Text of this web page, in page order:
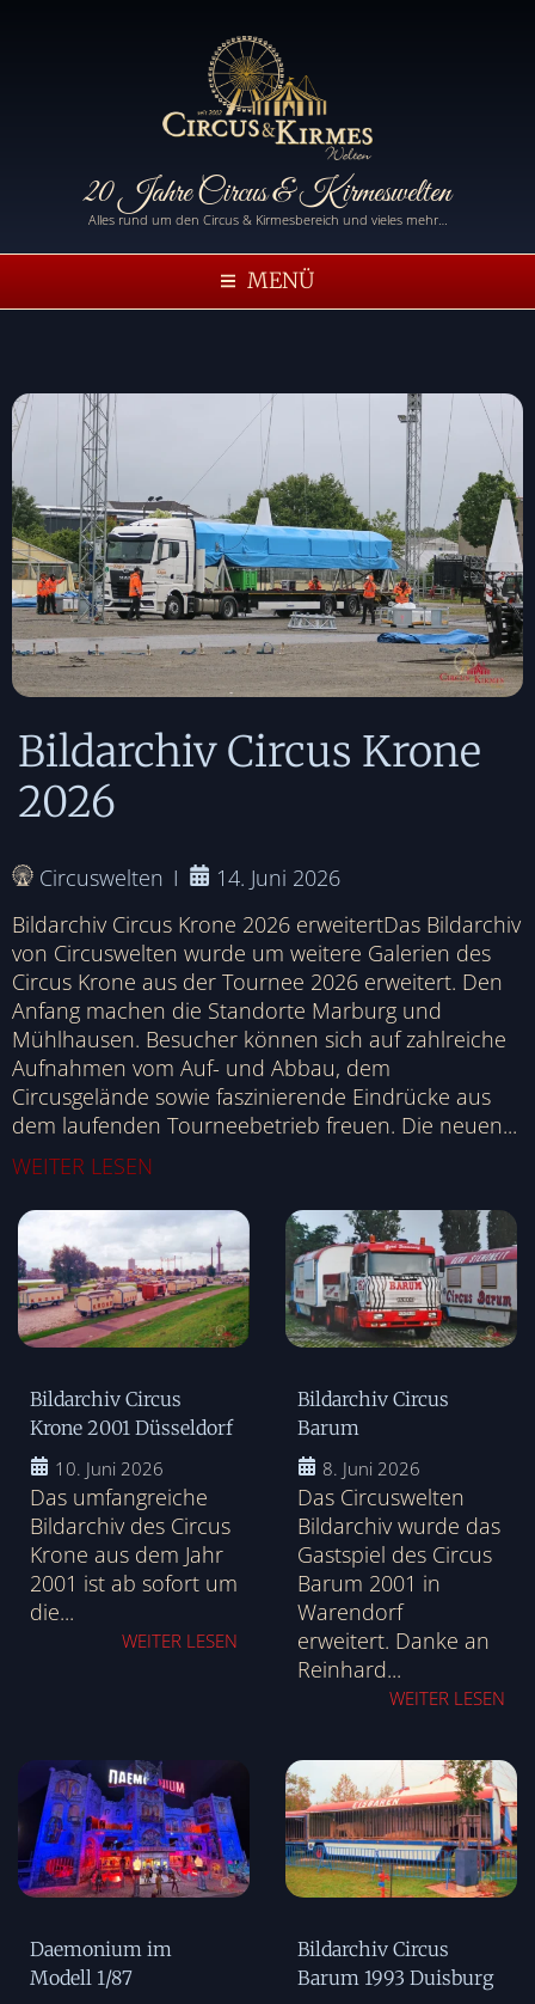
20 Jahre Circus & Kirmeswelten
Alles rund um den Circus & Kirmesbereich und vieles mehr…
MENÜ
Bildarchiv Circus Krone
2026
Circuswelten
14. Juni 2026
Bildarchiv Circus Krone 2026 erweitertDas Bildarchiv
von Circuswelten wurde um weitere Galerien des
Circus Krone aus der Tournee 2026 erweitert. Den
Anfang machen die Standorte Marburg und
Mühlhausen. Besucher können sich auf zahlreiche
Aufnahmen vom Auf- und Abbau, dem
Circusgelände sowie faszinierende Eindrücke aus
dem laufenden Tourneebetrieb freuen. Die neuen...
WEITER LESEN
Bildarchiv Circus
Krone 2001 Düsseldorf
10. Juni 2026
Das umfangreiche
Bildarchiv des Circus
Krone aus dem Jahr
2001 ist ab sofort um
die...
WEITER LESEN
Bildarchiv Circus
Barum
8. Juni 2026
Das Circuswelten
Bildarchiv wurde das
Gastspiel des Circus
Barum 2001 in
Warendorf
erweitert. Danke an
Reinhard...
WEITER LESEN
Daemonium im
Modell 1/87
Bildarchiv Circus
Barum 1993 Duisburg